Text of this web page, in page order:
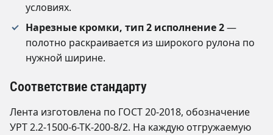
условиях.
Нарезные кромки, тип 2 исполнение 2—
полотно раскраивается из широкого рулона по
нужной ширине.
Соответствие стандарту
Лента изготовлена по ГОСТ 20-2018, обозначение
УРТ 2.2-1500-6-ТК-200-8/2. На каждую отгружаемую